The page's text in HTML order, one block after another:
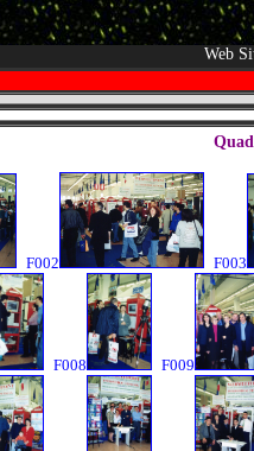
Web
F002 F003
F008 F009